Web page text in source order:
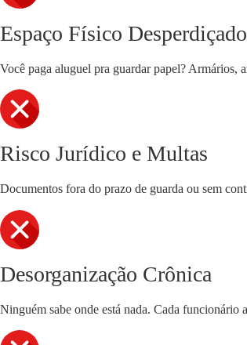
Espaço Físico Desperdiçado
Você paga aluguel pra guardar papel? Armários,
Risco Jurídico e Multas
Documentos fora do prazo de guarda ou sem
Desorganização Crônica
Ninguém sabe onde está nada. Cada funcionário